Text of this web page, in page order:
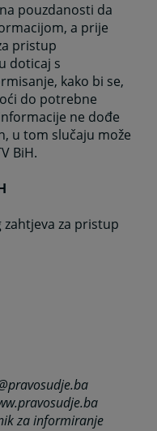
pouzdanosti da
a prije
pristup
doticaj s
kako bi se,
do potrebne
ne dođe
u tom slučaju može
BiH.
za pristup
za informiranje